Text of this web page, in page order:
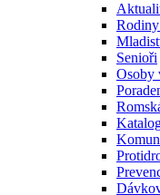
Senioři
Osoby